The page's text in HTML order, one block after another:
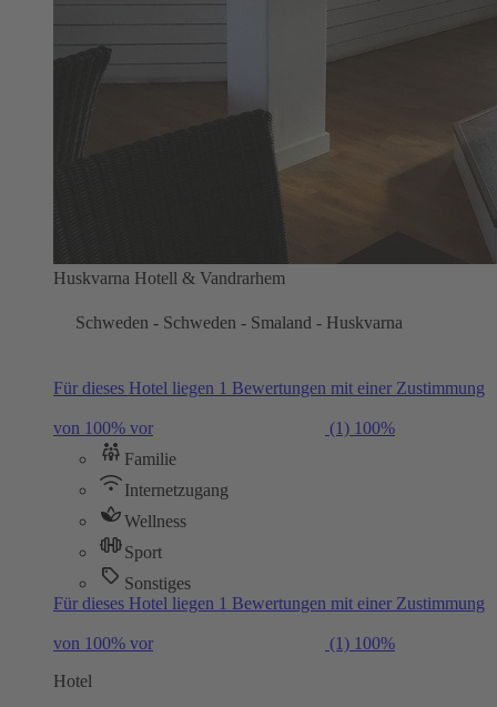
Huskvarna Hotell & Vandrarhem
Schweden - Schweden - Smaland - Huskvarna
Für dieses Hotel liegen 1 Bewertungen mit einer Zustimmung
von 100% vor (1) 100%
Familie
Internetzugang
Wellness
Sport
Sonstiges
Für dieses Hotel liegen 1 Bewertungen mit einer Zustimmung
von 100% vor (1) 100%
Hotel